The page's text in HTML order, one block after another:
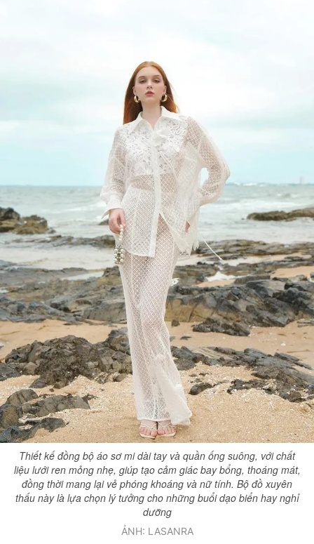
Thiết kế đồng bộ áo sơ mi dài tay và quần ống suông, với chất
liệu lưới ren mỏng nhẹ, giúp tạo cảm giác bay bổng, thoáng mát,
đồng thời mang lại vẻ phóng khoáng và nữ tính. Bộ đồ xuyên
thấu này là lựa chọn lý tưởng cho những buổi dạo biển hay nghỉ
dưỡng
ẢNH: LASANRA